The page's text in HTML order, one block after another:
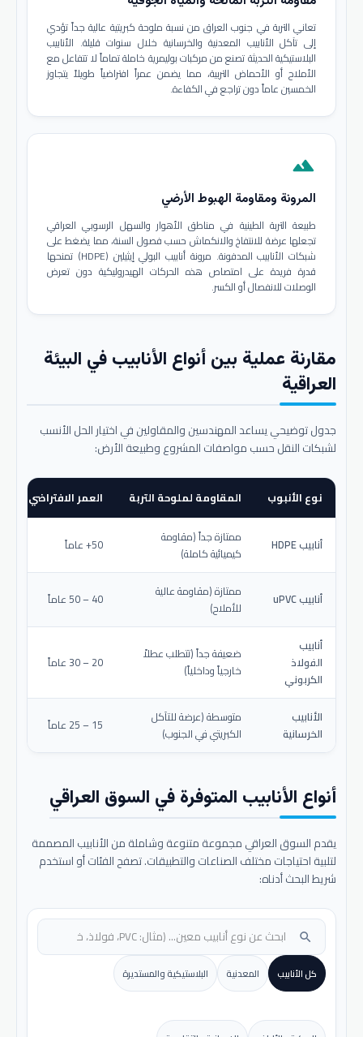
تعاني التربة في جنوب العراق من نسبة ملوحة كبريتية عالية جداً تؤدي
إلى تآكل الأنابيب المعدنية والخرسانية خلال سنوات قليلة. الأنابيب
البلاستيكية الحديثة تصنع من مركبات بوليمرية خاملة تماماً لا تتفاعل مع
الأملاح أو الأحماض التربية، مما يضمن عمراً افتراضياً طويلاً يتجاوز
الخمسين عاماً دون تراجع في الكفاءة.
terrain
المرونة ومقاومة الهبوط الأرضي
طبيعة التربة الطينية في مناطق الأهوار والسهل الرسوبي العراقي
تجعلها عرضة للانتفاخ والانكماش حسب فصول السنة، مما يضغط على
شبكات الأنابيب المدفونة. مرونة أنابيب البولي إيثيلين (HDPE) تمنحها
قدرة فريدة على امتصاص هذه الحركات الهيدروليكية دون تعرض
الوصلات للانفصال أو الكسر.
مقارنة عملية بين أنواع الأنابيب في البيئة
العراقية
جدول توضيحي يساعد المهندسين والمقاولين في اختيار الحل الأنسب
لشبكات النقل حسب مواصفات المشروع وطبيعة الأرض:
نوع الأنبوب المقاومة لملوحة التربة العمر الافتراضي
أنابيب HDPE
ممتازة جداً (مقاومة
كيميائية كاملة)
50+ عاماً
أنابيب uPVC
ممتازة (مقاومة عالية
للأملاح)
40 – 50 عاماً
أنابيب
الفولاذ
الكربوني
ضعيفة جداً (تتطلب عطلاً
خارجياً وداخلياً)
20 – 30 عاماً
الأنابيب
الخرسانية
متوسطة (عرضة للتآكل
الكبريتي في الجنوب)
15 – 25 عاماً
أنواع الأنابيب المتوفرة في السوق العراقي
يقدم السوق العراقي مجموعة متنوعة وشاملة من الأنابيب المصممة
لتلبية احتياجات مختلف الصناعات والتطبيقات. تصفح الفئات أو استخدم
شريط البحث أدناه:
search
كل الأنابيب المعدنية البلاستيكية والمستديرة